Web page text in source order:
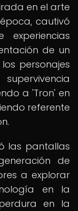
en el arte
cautivó
de un
personajes
a 'Tron' en
referente
las pantallas
de
a explorar
en la
en la